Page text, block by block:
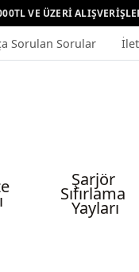
VE ÜZERİ
Sorulan Sorular
Şarjör
Sıfırlama
Yayları